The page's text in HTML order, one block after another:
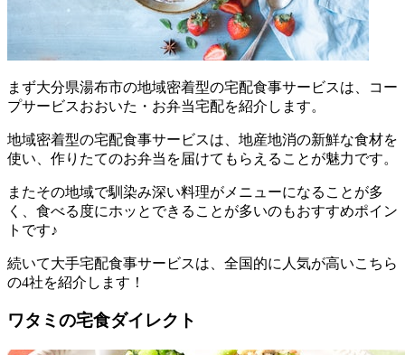
まず大分県湯布市の地域密着型の宅配食事サービスは、コー
プサービスおおいた・お弁当宅配を紹介します。
地域密着型の宅配食事サービスは、地産地消の新鮮な食材を
使い、作りたてのお弁当を届けてもらえることが魅力です。
またその地域で馴染み深い料理がメニューになることが多
く、食べる度にホッとできることが多いのもおすすめポイン
トです♪
続いて大手宅配食事サービスは、全国的に人気が高いこちら
の4社を紹介します！
ワタミの宅食ダイレクト